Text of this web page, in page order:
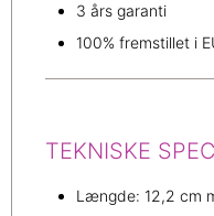
3 års garanti
100% fremstillet i
TEKNISKE
Længde: 12,2 cm